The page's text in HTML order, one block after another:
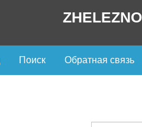
Поиск Обратная связь